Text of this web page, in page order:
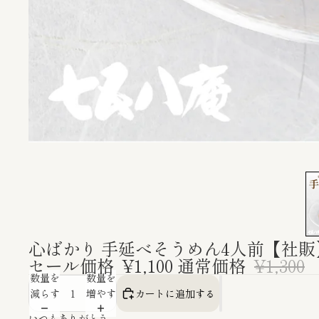
心ばかり 手延べそうめん4人前【社
セール価格 ¥1,100 通常価格¥1,300
数量を
減らす
数量を
増やす
カートに追加する